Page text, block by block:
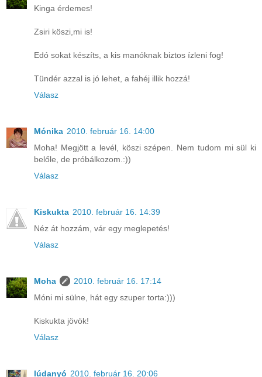
Kinga érdemes!
Zsiri köszi,mi is!
Edó sokat készíts, a kis manóknak biztos ízleni fog!
Tündér azzal is jó lehet, a fahéj illik hozzá!
Válasz
Mónika 2010. február 16. 14:00
Moha! Megjött a levél, köszi szépen. Nem tudom mi sül ki
belőle, de próbálkozom.:))
Válasz
Kiskukta 2010. február 16. 14:39
Néz át hozzám, vár egy meglepetés!
Válasz
Moha
2010. február 16. 17:14
Móni mi sülne, hát egy szuper torta:)))
Kiskukta jövök!
Válasz
lúdanyó 2010. február 16. 20:06